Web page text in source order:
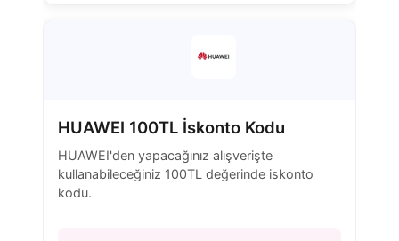
HUAWEI 100TL İskonto Kodu
HUAWEI'den yapacağınız alışverişte
kullanabileceğiniz 100TL değerinde iskonto
kodu.